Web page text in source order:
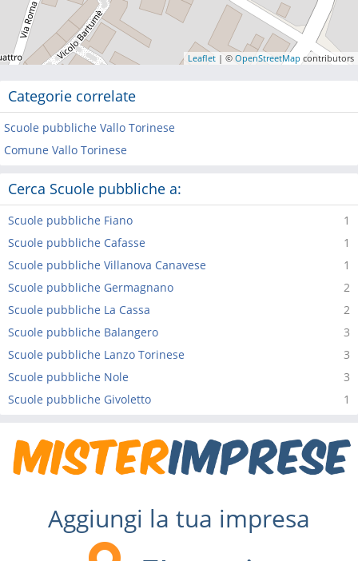
Leaflet | © OpenStreetMap contributors
Categorie correlate
Scuole pubbliche Vallo Torinese
Comune Vallo Torinese
Cerca Scuole pubbliche a:
1
Scuole pubbliche Fiano
1
Scuole pubbliche Cafasse
1
Scuole pubbliche Villanova Canavese
2
Scuole pubbliche Germagnano
2
Scuole pubbliche La Cassa
3
Scuole pubbliche Balangero
3
Scuole pubbliche Lanzo Torinese
3
Scuole pubbliche Nole
1
Scuole pubbliche Givoletto
Aggiungi la tua impresa